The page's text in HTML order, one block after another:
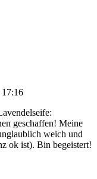
geschaffen! Meine
weich und
ok ist). Bin begeistert!